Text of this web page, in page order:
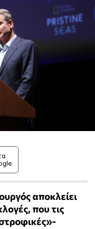
αποκλείει
που τις